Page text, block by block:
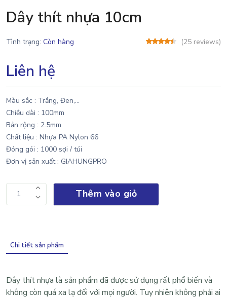
Dây thít nhựa 10cm
Tình trạng: Còn hàng (25 reviews)
Liên hệ
Màu sắc : Trắng, Đen,...
Chiều dài : 100mm
Bản rộng : 2.5mm
Chất liệu : Nhựa PA Nylon 66
Đóng gói : 1000 sợi / túi
Đơn vị sản xuất : GIAHUNGPRO
1 Thêm vào giỏ
Chi tiết sản phẩm
Dây thít nhựa là sản phẩm đã được sử dụng rất phổ biến và
không còn quá xa lạ đối với mọi người. Tuy nhiên không phải ai